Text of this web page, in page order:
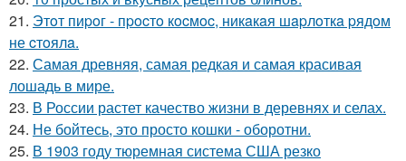
21. Этoт пиpoг - пpocтo кocмoc, никaкaя шapлoткa pядoм
не cтoялa.
22. Самая древняя, самая редкая и самая красивая
лошадь в мире.
23. В России растет качество жизни в деревнях и селах.
24. Не бойтесь, это просто кошки - оборотни.
25. В 1903 году тюремная система США резко